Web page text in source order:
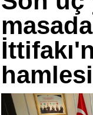
hamlesi